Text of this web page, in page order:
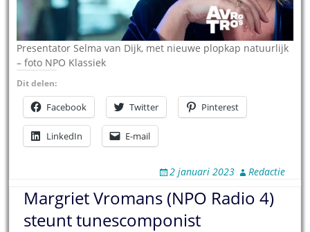
Presentator Selma van Dijk, met nieuwe plopkap natuurlijk
– foto NPO Klassiek
Dit delen:
Facebook Twitter Pinterest
LinkedIn E-mail
2 januari 2023 Redactie
Margriet Vromans (NPO Radio 4)
steunt tunescomponist